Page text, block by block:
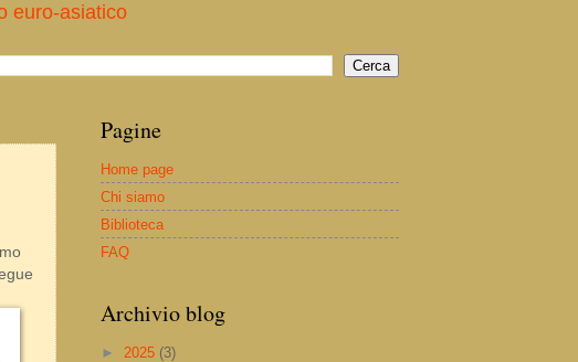
euro-asiatico
Pagine
Home page
Chi siamo
Biblioteca
FAQ
Archivio blog
► 2025 (3)